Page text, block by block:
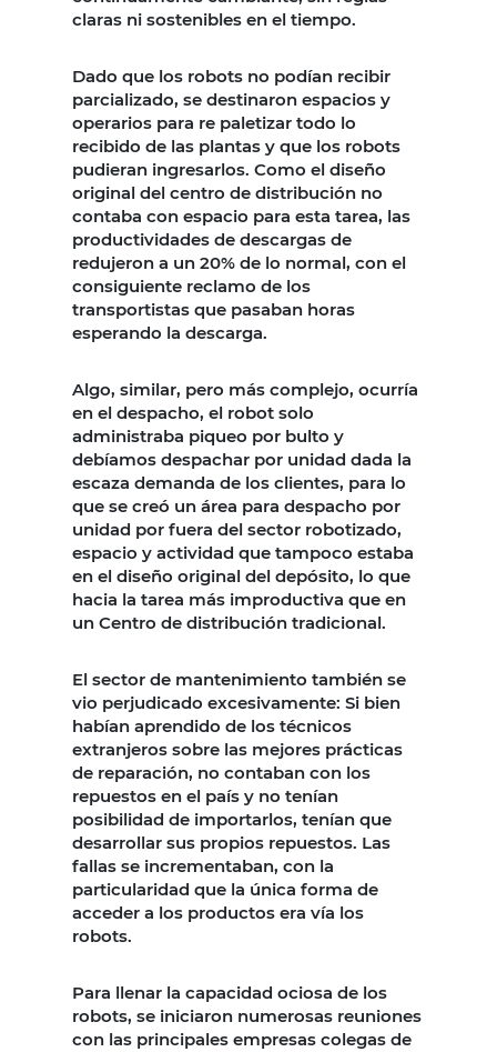
claras ni sostenibles en el tiempo.
Dado que los robots no podían recibir
parcializado, se destinaron espacios y
operarios para re paletizar todo lo
recibido de las plantas y que los robots
pudieran ingresarlos. Como el diseño
original del centro de distribución no
contaba con espacio para esta tarea, las
productividades de descargas de
redujeron a un 20% de lo normal, con el
consiguiente reclamo de los
transportistas que pasaban horas
esperando la descarga.
Algo, similar, pero más complejo, ocurría
en el despacho, el robot solo
administraba piqueo por bulto y
debíamos despachar por unidad dada la
escaza demanda de los clientes, para lo
que se creó un área para despacho por
unidad por fuera del sector robotizado,
espacio y actividad que tampoco estaba
en el diseño original del depósito, lo que
hacia la tarea más improductiva que en
un Centro de distribución tradicional.
El sector de mantenimiento también se
vio perjudicado excesivamente: Si bien
habían aprendido de los técnicos
extranjeros sobre las mejores prácticas
de reparación, no contaban con los
repuestos en el país y no tenían
posibilidad de importarlos, tenían que
desarrollar sus propios repuestos. Las
fallas se incrementaban, con la
particularidad que la única forma de
acceder a los productos era vía los
robots.
Para llenar la capacidad ociosa de los
robots, se iniciaron numerosas reuniones
con las principales empresas colegas de